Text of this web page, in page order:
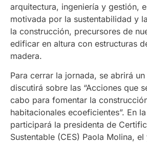
arquitectura, ingeniería y gestión,
motivada por la sustentabilidad y
la construcción, precursores de
edificar en altura con estructuras
madera.
Para cerrar la jornada, se abrirá
discutirá sobre las “Acciones que
cabo para fomentar la
habitacionales ecoeficientes”. En
participará la presidenta de
Sustentable (CES) Paola Molina,